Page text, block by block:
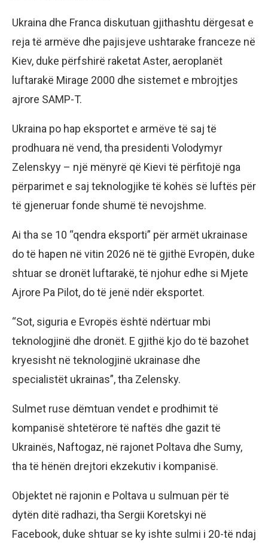
Ukraina dhe Franca diskutuan gjithashtu dërgesat e
reja të armëve dhe pajisjeve ushtarake franceze në
Kiev, duke përfshirë raketat Aster, aeroplanët
luftarakë Mirage 2000 dhe sistemet e mbrojtjes
ajrore SAMP-T.
Ukraina po hap eksportet e armëve të saj të
prodhuara në vend, tha presidenti Volodymyr
Zelenskyy – një mënyrë që Kievi të përfitojë nga
përparimet e saj teknologjike të kohës së luftës për
të gjeneruar fonde shumë të nevojshme.
Ai tha se 10 “qendra eksporti” për armët ukrainase
do të hapen në vitin 2026 në të gjithë Evropën, duke
shtuar se dronët luftarakë, të njohur edhe si Mjete
Ajrore Pa Pilot, do të jenë ndër eksportet.
“Sot, siguria e Evropës është ndërtuar mbi
teknologjinë dhe dronët. E gjithë kjo do të bazohet
kryesisht në teknologjinë ukrainase dhe
specialistët ukrainas”, tha Zelensky.
Sulmet ruse dëmtuan vendet e prodhimit të
kompanisë shtetërore të naftës dhe gazit të
Ukrainës, Naftogaz, në rajonet Poltava dhe Sumy,
tha të hënën drejtori ekzekutiv i kompanisë.
Objektet në rajonin e Poltava u sulmuan për të
dytën ditë radhazi, tha Sergii Koretskyi në
Facebook, duke shtuar se ky ishte sulmi i 20-të ndaj